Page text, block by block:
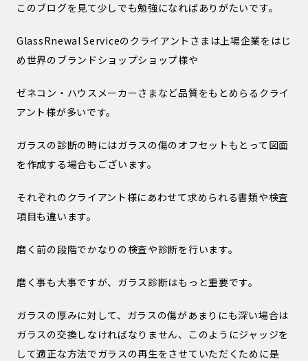
このブログを見て少しでも勉強になればありがたいです。
GlassRnewal Serviceのクライアントさまは上場企業をはじ
め世界のブランドショップショップ様や
ゼネコン・ハウスメーカーさまなど品質をもとめらるクライ
アント様が多いです。
ガラスの診断の時にはガラスの傷のオフセットもとって図面
を作成する場合もございます。
それぞれのクライアント様にあわせて求められる書類や検査
項目も違います。
磨く前の段階でかなりの検査や診断を行います。
磨く事も大事ですが、ガラス診断はもっと重要です。
ガラスの厚みに対して、ガラスの傷があまりにも深い場合は
ガラスの交換しなければなりません、このようにジャッジを
して適正な方法でガラスの再生をさせていただくために是